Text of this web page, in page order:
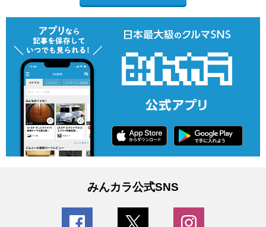
みんカラ公式SNS